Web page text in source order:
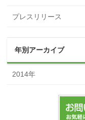
プレスリリース
年別アーカイブ
2014年